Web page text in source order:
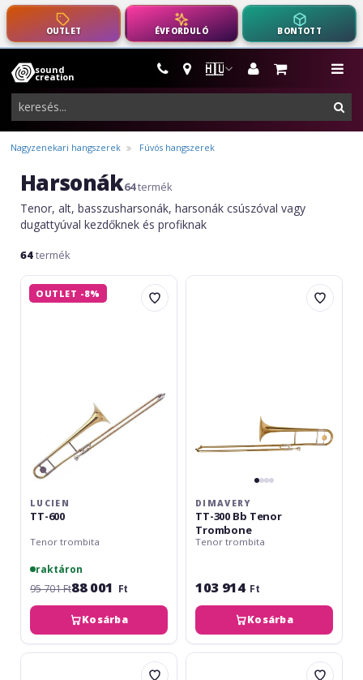
OUTLET ÉVFORDULÓ BONTOTT
🇭🇺
sound
creation
hangszerek,
pro-
audio
felszerelés
Nagyzenekari hangszerek Fúvós hangszerek
Harsonák64termék
Tenor, alt, basszusharsonák, harsonák csúszóval vagy
dugattyúval kezdőknek és profiknak
64termék
Lucien
TT-OUTLET -8%
LUCIEN
TT-600
Tenor trombita
raktáron
95 701 Ft88 001 Ft
Kosárba
Dimavery
DIMAVERY
TT-300 Bb Tenor
Trombone
Tenor trombita
103 914 Ft
Kosárba
Gewa
pBone